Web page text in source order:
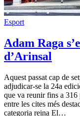
Esport
Adam Raga
d’Arinsal
Aquest passat cap de
adjudicar-se la 24a
que va reunir fins a 316
entre les cites més
categoria reina El…